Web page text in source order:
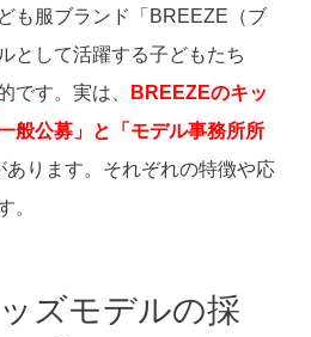
も服ブランド「BREEZE（ブ
として活躍する子どもたち
です。実は、
BREEZEのキッ
般公募」と「モデル事務所所
あります。それぞれの特徴や応
。
ズモデルの採